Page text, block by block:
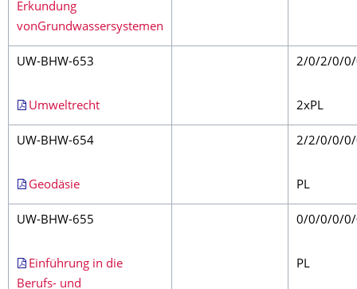
Erkundung
vonGrundwassersystemen
UW-BHW-653
Umweltrecht
2/0/2/0/
2xPL
UW-BHW-654
Geodäsie
2/2/0/0/
PL
UW-BHW-655
Einführung in die
Berufs- und
0/0/0/0/
PL